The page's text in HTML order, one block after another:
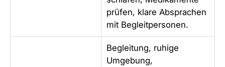
prüfen, klare Absprachen
mit Begleitpersonen.
Begleitung, ruhige
Umgebung,